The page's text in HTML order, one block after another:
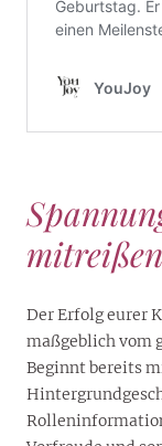
Der Erfolg eurer
maßgeblich vom
Beginnt bereits